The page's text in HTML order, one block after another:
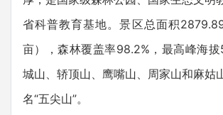
省科普教育基地。景区总面积
亩），森林覆盖率98.2%，最高峰海拔
城山、轿顶山、鹰嘴山、周家山和麻姑
名“五尖山”。